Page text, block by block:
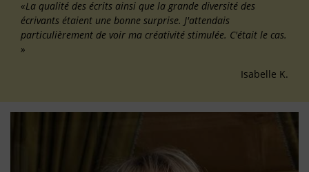
«La qualité des écrits ainsi que la grande diversité des
écrivants étaient une bonne surprise. J'attendais
particulièrement de voir ma créativité stimulée. C'était le cas.
»
Isabelle K.